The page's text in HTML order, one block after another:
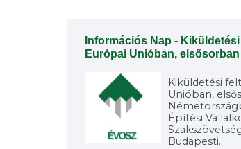
Információs Nap -
Európai Unióban,
Kiküldetési
Unióban,
Építési
Budapesti...